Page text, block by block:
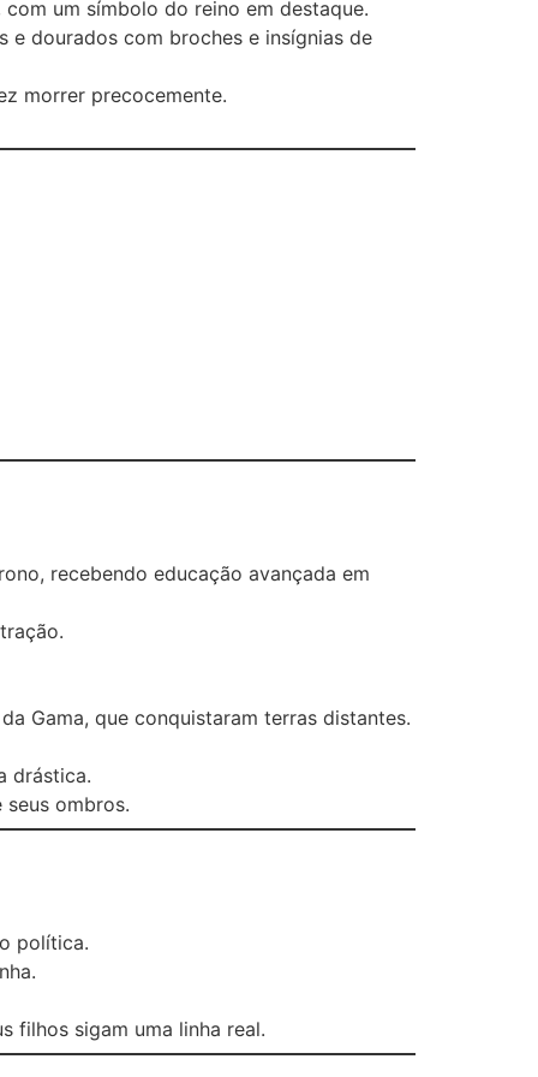
um símbolo do reino em destaque.
e dourados com broches e insígnias de
morrer precocemente.
recebendo educação avançada em
Gama, que conquistaram terras distantes.
drástica.
ombros.
política.
filhos sigam uma linha real.